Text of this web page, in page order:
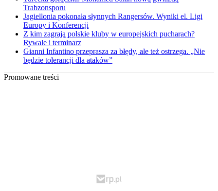
Trabzonsporu
Jagiellonia pokonała słynnych Rangersów. Wyniki el. Ligi
Europy i Konferencji
Z kim zagrają polskie kluby w europejskich pucharach?
Rywale i terminarz
Gianni Infantino przeprasza za błędy, ale też ostrzega. „Nie
będzie tolerancji dla ataków”
Promowane treści